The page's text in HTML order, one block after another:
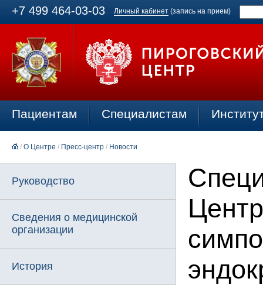
+7 499 464-03-03 Личный кабинет (запись на прием)
Пациентам Специалистам
/ О Центре / Пресс-центр / Новости
Руководство
Сведения о медицинской
организации
История